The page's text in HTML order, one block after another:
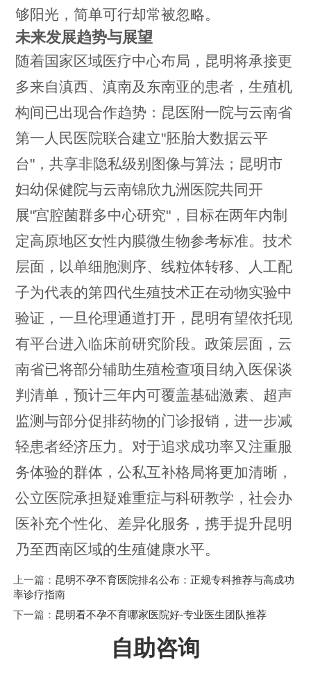
够阳光，简单可行却常被忽略。
未来发展趋势与展望
随着国家区域医疗中心布局，昆明将承接更
多来自滇西、滇南及东南亚的患者，生殖机
构间已出现合作趋势：昆医附一院与云南省
第一人民医院联合建立"胚胎大数据云平
台"，共享非隐私级别图像与算法；昆明市
妇幼保健院与云南锦欣九洲医院共同开
展"宫腔菌群多中心研究"，目标在两年内制
定高原地区女性内膜微生物参考标准。技术
层面，以单细胞测序、线粒体转移、人工配
子为代表的第四代生殖技术正在动物实验中
验证，一旦伦理通道打开，昆明有望依托现
有平台进入临床前研究阶段。政策层面，云
南省已将部分辅助生殖检查项目纳入医保谈
判清单，预计三年内可覆盖基础激素、超声
监测与部分促排药物的门诊报销，进一步减
轻患者经济压力。对于追求成功率又注重服
务体验的群体，公私互补格局将更加清晰，
公立医院承担疑难重症与科研教学，社会办
医补充个性化、差异化服务，携手提升昆明
乃至西南区域的生殖健康水平。
上一篇： 昆明不孕不育医院排名公布：正规专科推荐与高成功
率诊疗指南
下一篇： 昆明看不孕不育哪家医院好-专业医生团队推荐
自助咨询